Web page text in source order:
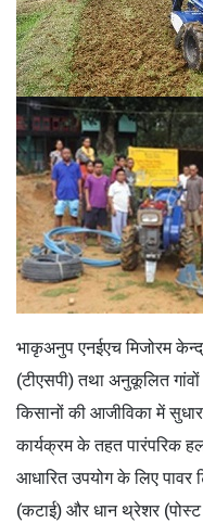
भाकृअनुप एनईएच मिजोरम
(टीएसपी) तथा अनुकूलित
किसानों की आजीविका में
कार्यक्रम के तहत पारंपरिक
आधारित उपयोग के लिए पावर
(कटाई) और धान थ्रेशर